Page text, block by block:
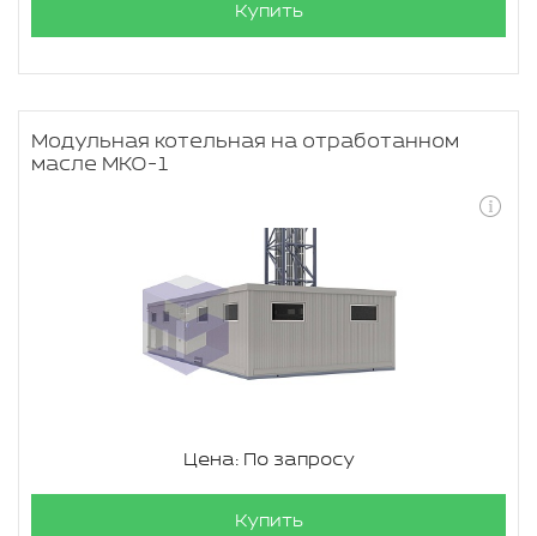
Купить
Модульная котельная на отработанном
масле МКО-1
Цена: По запросу
Купить